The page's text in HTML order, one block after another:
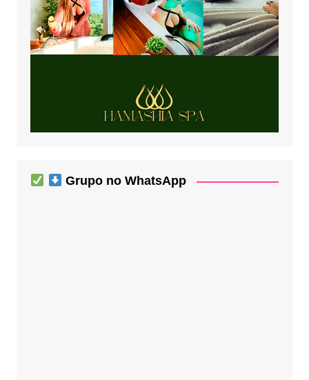
Grupo no WhatsApp